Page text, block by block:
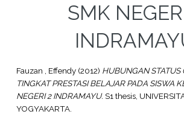
SMK
Fauzan , Effendy(2012) HUBUNGAN STATUS
TINGKAT PRESTASI BELAJAR PADA SISWA
NEGERI 2 INDRAMAYU. S1 thesis,
YOGYAKARTA.